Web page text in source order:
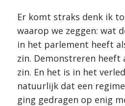
Er komt straks denk ik
waarop we zeggen: wat
in het parlement heeft
zin. Demonstreren heeft
zin. En het is in het
natuurlijk dat een
ging gedragen op enig